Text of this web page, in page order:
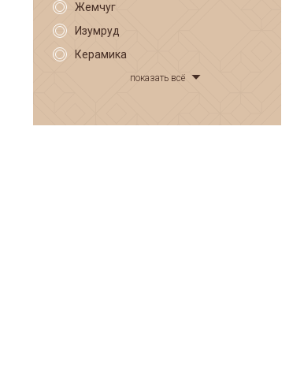
Жемчуг
Изумруд
Керамика
показать всё